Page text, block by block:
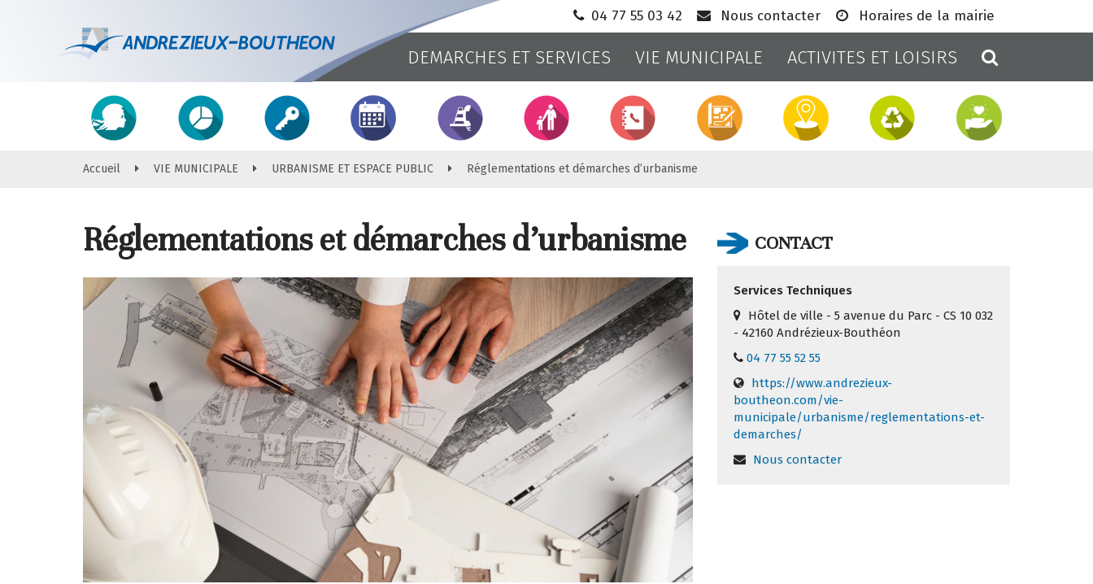
04 77 55 03 42 Nous contacter Horaires de la mairie
Ville
d'Andrézieux-
Bouthéon
DEMARCHES ET SERVICES VIE MUNICIPALE ACTIVITES ET LOISIRS
Accueil VIE MUNICIPALE URBANISME ET ESPACE PUBLIC Réglementations et démarches d’urbanisme
Réglementations et démarches d’urbanisme CONTACT
Services Techniques
Hôtel de ville - 5 avenue du Parc - CS 10 032
- 42160 Andrézieux-Bouthéon
04 77 55 52 55
https://www.andrezieux-
boutheon.com/vie-
municipale/urbanisme/reglementations-et-
demarches/
Nous contacter